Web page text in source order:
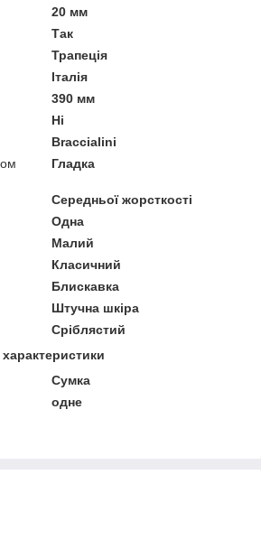
20 мм
Так
Трапеція
Італія
390 мм
Ні
Braccialini
Гладка
Середньої жорсткості
Одна
Малий
Класичний
Блискавка
Штучна шкіра
Сріблястий
Сумка
одне